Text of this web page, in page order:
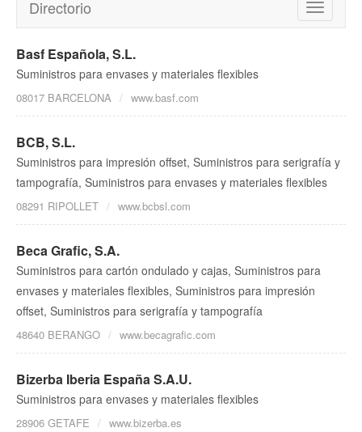
Toggle
Directorio
Basf Española, S.L.
Suministros para envases y materiales flexibles
08017 BARCELONA www.basf.com
BCB, S.L.
Suministros para impresión offset, Suministros para serigrafía y
tampografía, Suministros para envases y materiales flexibles
08291 RIPOLLET www.bcbsl.com
Beca Grafic, S.A.
Suministros para cartón ondulado y cajas, Suministros para
envases y materiales flexibles, Suministros para impresión
offset, Suministros para serigrafía y tampografía
48640 BERANGO www.becagrafic.com
Bizerba Iberia España S.A.U.
Suministros para envases y materiales flexibles
28906 GETAFE www.bizerba.es